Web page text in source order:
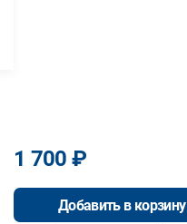
1 700 ₽
Добавить в корзину